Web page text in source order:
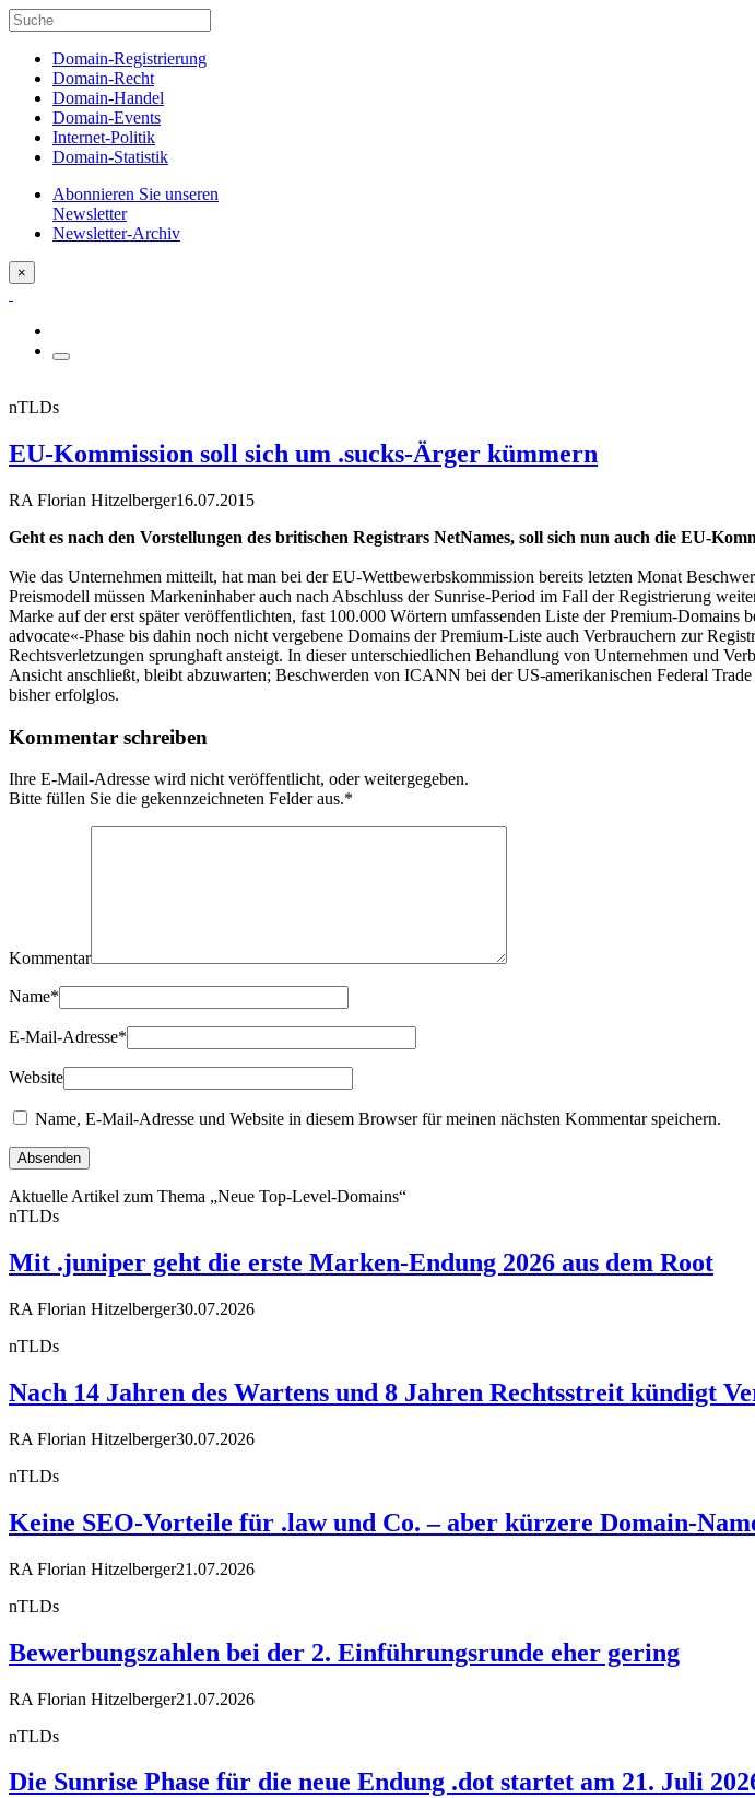
Domain-Registrierung
Domain-Recht
Domain-Handel
Domain-Events
Internet-Politik
Domain-Statistik
Abonnieren Sie unseren
Newsletter
Newsletter-Archiv
×
nTLDs
EU-Kommission soll sich um .sucks-Ärger kümmern
RA Florian Hitzelberger16.07.2015
Geht es nach den Vorstellungen des britischen Registrars NetNames, soll sich nun auch die EU-
Wie das Unternehmen mitteilt, hat man bei der EU-Wettbewerbskommission bereits letzten Monat
Preismodell müssen Markeninhaber auch nach Abschluss der Sunrise-Period im Fall der Registrierung
Marke auf der erst später veröffentlichten, fast 100.000 Wörtern umfassenden Liste der Premium-
advocate«-Phase bis dahin noch nicht vergebene Domains der Premium-Liste auch Verbrauchern zur
Rechtsverletzungen sprunghaft ansteigt. In dieser unterschiedlichen Behandlung von Unternehmen und
Ansicht anschließt, bleibt abzuwarten; Beschwerden von ICANN bei der US-amerikanischen Federal
bisher erfolglos.
Kommentar schreiben
Ihre E-Mail-Adresse wird nicht veröffentlicht, oder weitergegeben.
Bitte füllen Sie die gekennzeichneten Felder aus.*
Kommentar
Name*
E-Mail-Adresse*
Website
Name, E-Mail-Adresse und Website in diesem Browser für meinen nächsten Kommentar speichern.
Aktuelle Artikel zum Thema „Neue Top-Level-Domains“
nTLDs
Mit .juniper geht die erste Marken-Endung 2026 aus dem Root
RA Florian Hitzelberger30.07.2026
nTLDs
Nach 14 Jahren des Wartens und 8 Jahren Rechtsstreit kündigt
RA Florian Hitzelberger30.07.2026
nTLDs
Keine SEO-Vorteile für .law und Co. – aber kürzere Domain-
RA Florian Hitzelberger21.07.2026
nTLDs
Bewerbungszahlen bei der 2. Einführungsrunde eher gering
RA Florian Hitzelberger21.07.2026
nTLDs
Die Sunrise Phase für die neue Endung .dot startet am 21. Juli